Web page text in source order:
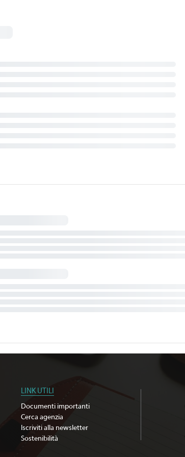
LINK UTILI
Documenti importanti
Cerca agenzia
Iscriviti alla newsletter
Sostenibilità